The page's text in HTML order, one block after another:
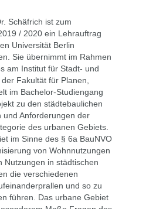
Schäfrich ist zum
/ 2020 ein Lehrauftrag
Universität Berlin
Sie übernimmt im Rahmen
am Institut für Stadt- und
Fakultät für Planen,
im Bachelor-Studiengang
zu den städtebaulichen
und Anforderungen der
des urbanen Gebiets.
im Sinne des § 6a BauNVO
von Wohnnutzungen
Nutzungen in städtischen
die verschiedenen
und so zu
führen. Das urbane Gebiet